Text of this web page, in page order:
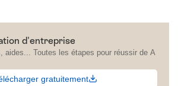
d'entreprise
aides... Toutes les étapes pour réussir de A
gratuitement